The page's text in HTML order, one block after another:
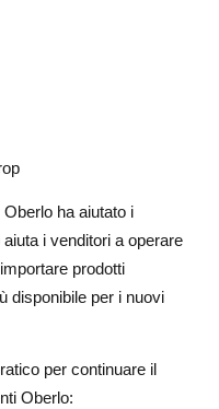
ha aiutato i
i venditori a operare
prodotti
disponibile per i nuovi
per continuare il
Oberlo: